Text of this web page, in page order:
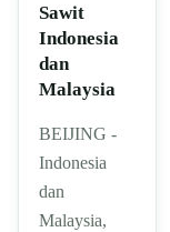
Sawit
Indonesia
dan
Malaysia
BEIJING -
Indonesia
dan
Malaysia,